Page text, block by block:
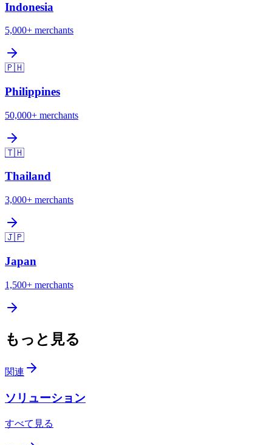
Indonesia
5,000+ merchants
🇵🇭
Philippines
50,000+ merchants
🇹🇭
Thailand
3,000+ merchants
🇯🇵
Japan
1,500+ merchants
もっと見る
関連
ソリューション
すべて見る